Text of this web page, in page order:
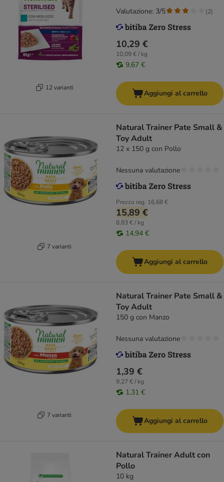
12 varianti
10,29 €
10,09 € / kg
9,67 €
Valutazione: 3/5 (2)
Aggiungi al carrello
7 varianti
Natural Trainer Pate Small &
Toy Adult
12 x 150 g con Pollo
Prezzo reg. 16,68 €
15,89 €
8,83 € / kg
14,94 €
Nessuna valutazione
Aggiungi al carrello
7 varianti
Natural Trainer Pate Small &
Toy Adult
150 g con Manzo
1,39 €
9,27 € / kg
1,31 €
Nessuna valutazione
Aggiungi al carrello
Natural Trainer Adult con
Pollo
10 kg